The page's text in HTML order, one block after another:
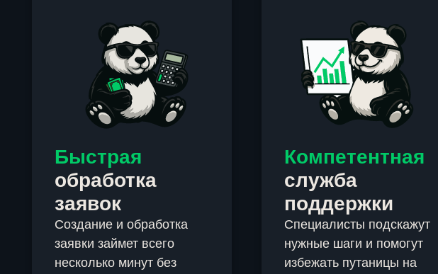
Быстрая
обработка
заявок
Создание и обработка
заявки займет всего
несколько минут без
Компетентная
служба
поддержки
Специалисты подскажут
нужные шаги и помогут
избежать путаницы на